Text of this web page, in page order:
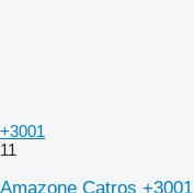
+3001
11
Amazone Catros +3001